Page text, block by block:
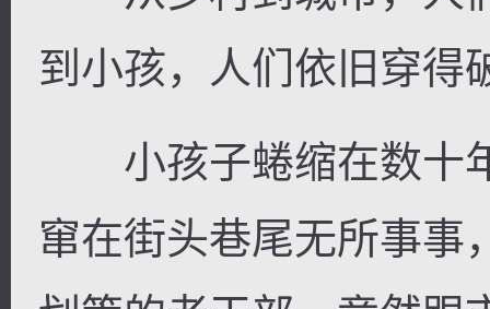
到小孩，人们依旧穿得
小孩子蜷缩在数十
窜在街头巷尾无所事事